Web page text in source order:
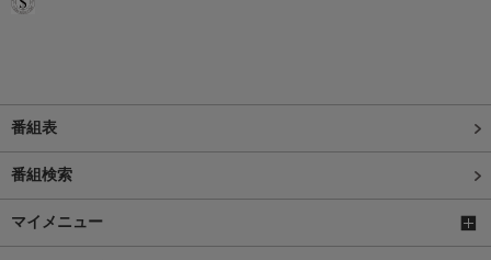
番組表
番組検索
マイメニュー